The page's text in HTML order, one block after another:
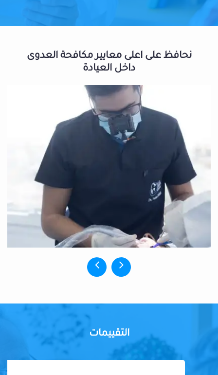
نحافظ على اعلى معايير مكافحة العدوى
داخل العيادة
التقييمات